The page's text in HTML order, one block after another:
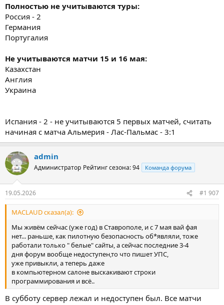
Полностью не учитываются туры:
Россия - 2
Германия
Португалия
Не учитываются матчи 15 и 16 мая:
Казахстан
Англия
Украина
Испания - 2 - не учитываются 5 первых матчей, считать
начиная с матча Альмерия - Лас-Пальмас - 3:1
admin
Администратор Рейтинг сезона: 94 Команда форума
19.05.2026 #1 907
MACLAUD сказал(а):
Мы живём сейчас (уже год) в Ставрополе, и с 7 мая вай фая
нет... раньше, как пилотную безопасность об*являли, тоже
работали только " белые" сайты, а сейчас последние 3-4
дня форум вообще недоступен,то что пишет УПС,
уже привыкли, а теперь даже
в компьютерном салоне выскакивают строки
программирования и всё..
В субботу сервер лежал и недоступен был. Все матчи